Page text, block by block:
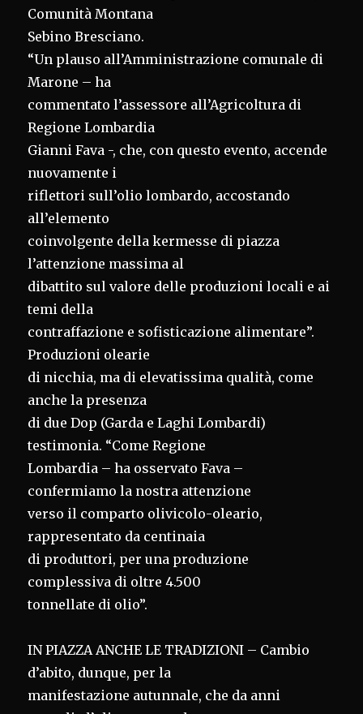
Comunità Montana
Sebino Bresciano.
“Un plauso all’Amministrazione comunale di
Marone – ha
commentato l’assessore all’Agricoltura di
Regione Lombardia
Gianni Fava -, che, con questo evento, accende
nuovamente i
riflettori sull’olio lombardo, accostando
all’elemento
coinvolgente della kermesse di piazza
l’attenzione massima al
dibattito sul valore delle produzioni locali e ai
temi della
contraffazione e sofisticazione alimentare”.
Produzioni olearie
di nicchia, ma di elevatissima qualità, come
anche la presenza
di due Dop (Garda e Laghi Lombardi)
testimonia. “Come Regione
Lombardia – ha osservato Fava –
confermiamo la nostra attenzione
verso il comparto olivicolo-oleario,
rappresentato da centinaia
di produttori, per una produzione
complessiva di oltre 4.500
tonnellate di olio”.
IN PIAZZA ANCHE LE TRADIZIONI – Cambio
d’abito, dunque, per la
manifestazione autunnale, che da anni